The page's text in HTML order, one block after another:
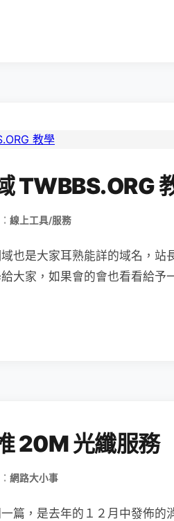
TWBBS.ORG
線上工具/服務
也是大家耳熟能詳的域名，站
大家，如果會的會也看看給予
20M 光纖服務
網路大小事
篇，是去年的１２月中發佈的